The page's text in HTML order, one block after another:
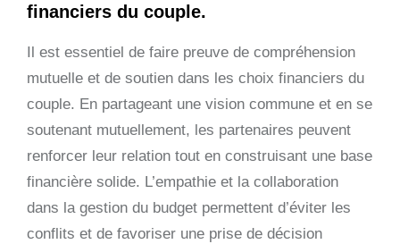
financiers du couple.
Il est essentiel de faire preuve de compréhension
mutuelle et de soutien dans les choix financiers du
couple. En partageant une vision commune et en se
soutenant mutuellement, les partenaires peuvent
renforcer leur relation tout en construisant une base
financière solide. L’empathie et la collaboration
dans la gestion du budget permettent d’éviter les
conflits et de favoriser une prise de décision